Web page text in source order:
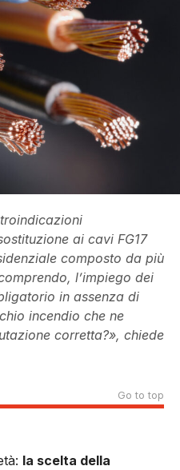
ai cavi FG17
composto da più
l’impiego dei
in assenza di
incendio che ne
corretta?», chiede
Go to top
la scelta della